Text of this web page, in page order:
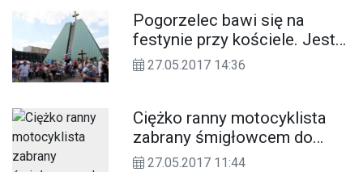
Pogorzelec bawi się na
festynie przy kościele. Jest
wesoło i rodzinnie. ZDJĘCIA
27.05.2017 14:36
Ciężko ranny motocyklista
zabrany śmigłowcem do
szpitala. Wypadek w Reńskiej
27.05.2017 11:44